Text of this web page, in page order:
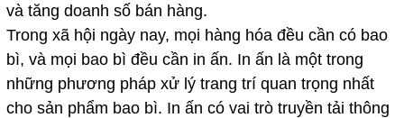
và tăng doanh số bán hàng.
Trong xã hội ngày nay, mọi hàng hóa đều cần có bao
bì, và mọi bao bì đều cần in ấn. In ấn là một trong
những phương pháp xử lý trang trí quan trọng nhất
cho sản phẩm bao bì. In ấn có vai trò truyền tải thông